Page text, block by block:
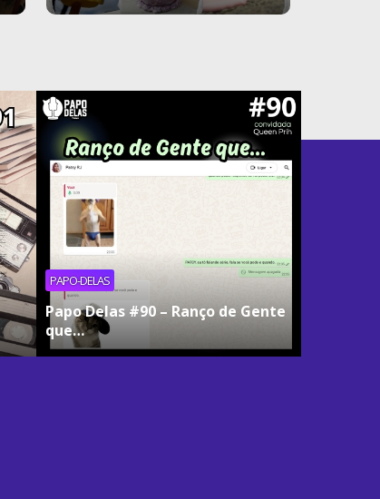
PAPO-DELAS
Papo Delas #90 – Ranço de Gente
que…